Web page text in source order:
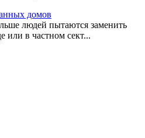
домов
людей пытаются заменить
или в частном сект...